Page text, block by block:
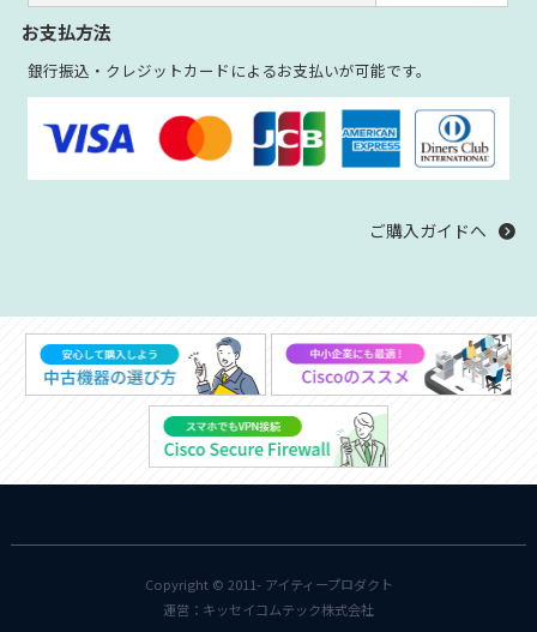
お支払方法
銀行振込・クレジットカードによるお支払いが可能です。
ご購入ガイドへ
Copyright © 2011- アイティープロダクト
運営： キッセイコムテック株式会社